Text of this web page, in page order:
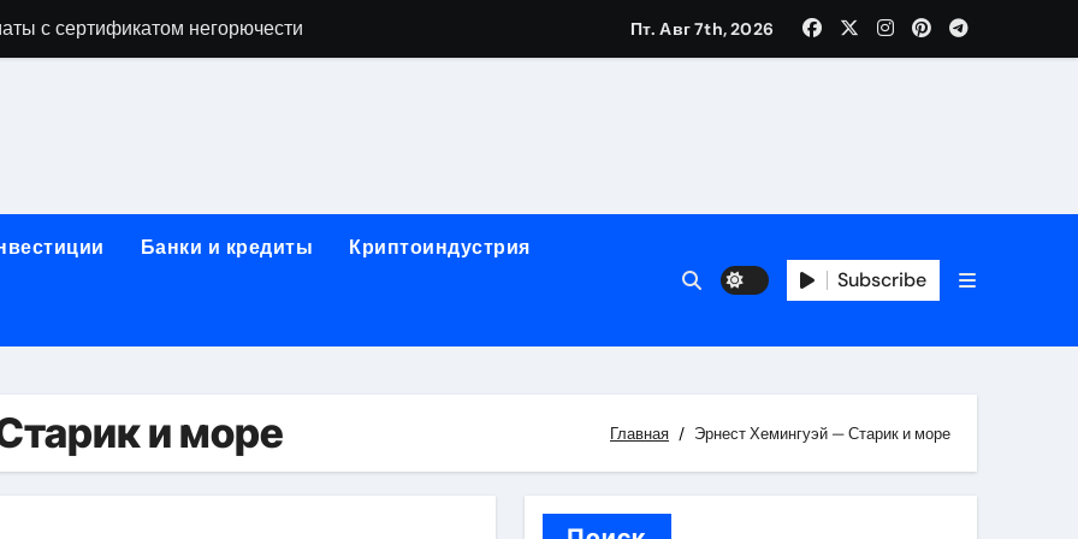
с сертификатом негорючести
и направляющих для конвейерных лент
лотков для хранения электронных компонентов
этапы строительства, проверка застройщика и сценарии оформления сделки
информация о сельскохозяйственных предприятиях
станций серий T330 и T990
Пт. Авг 7th, 2026
Банки и кредиты Криптоиндустрия
Subscribe
и море Главная Эрнест Хемингуэй — Старик и море